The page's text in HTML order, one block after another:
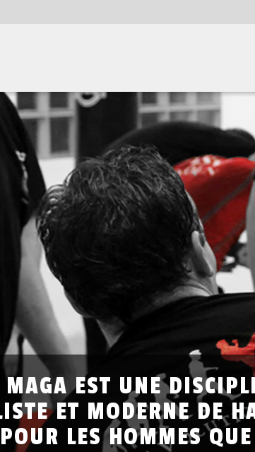
MAGA EST UNE
ET MODERNE DE
POUR LES HOMMES QUE